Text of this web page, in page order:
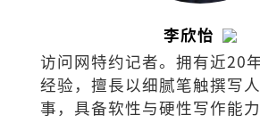
李欣怡
访问网特约记者。拥有近20
经验，擅⻑以细腻笔触撰写
事，具备软性与硬性写作能⼒